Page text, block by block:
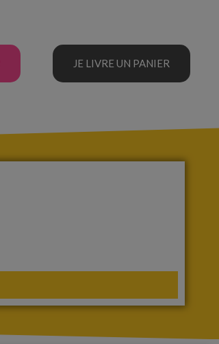
JE LIVRE UN PANIER